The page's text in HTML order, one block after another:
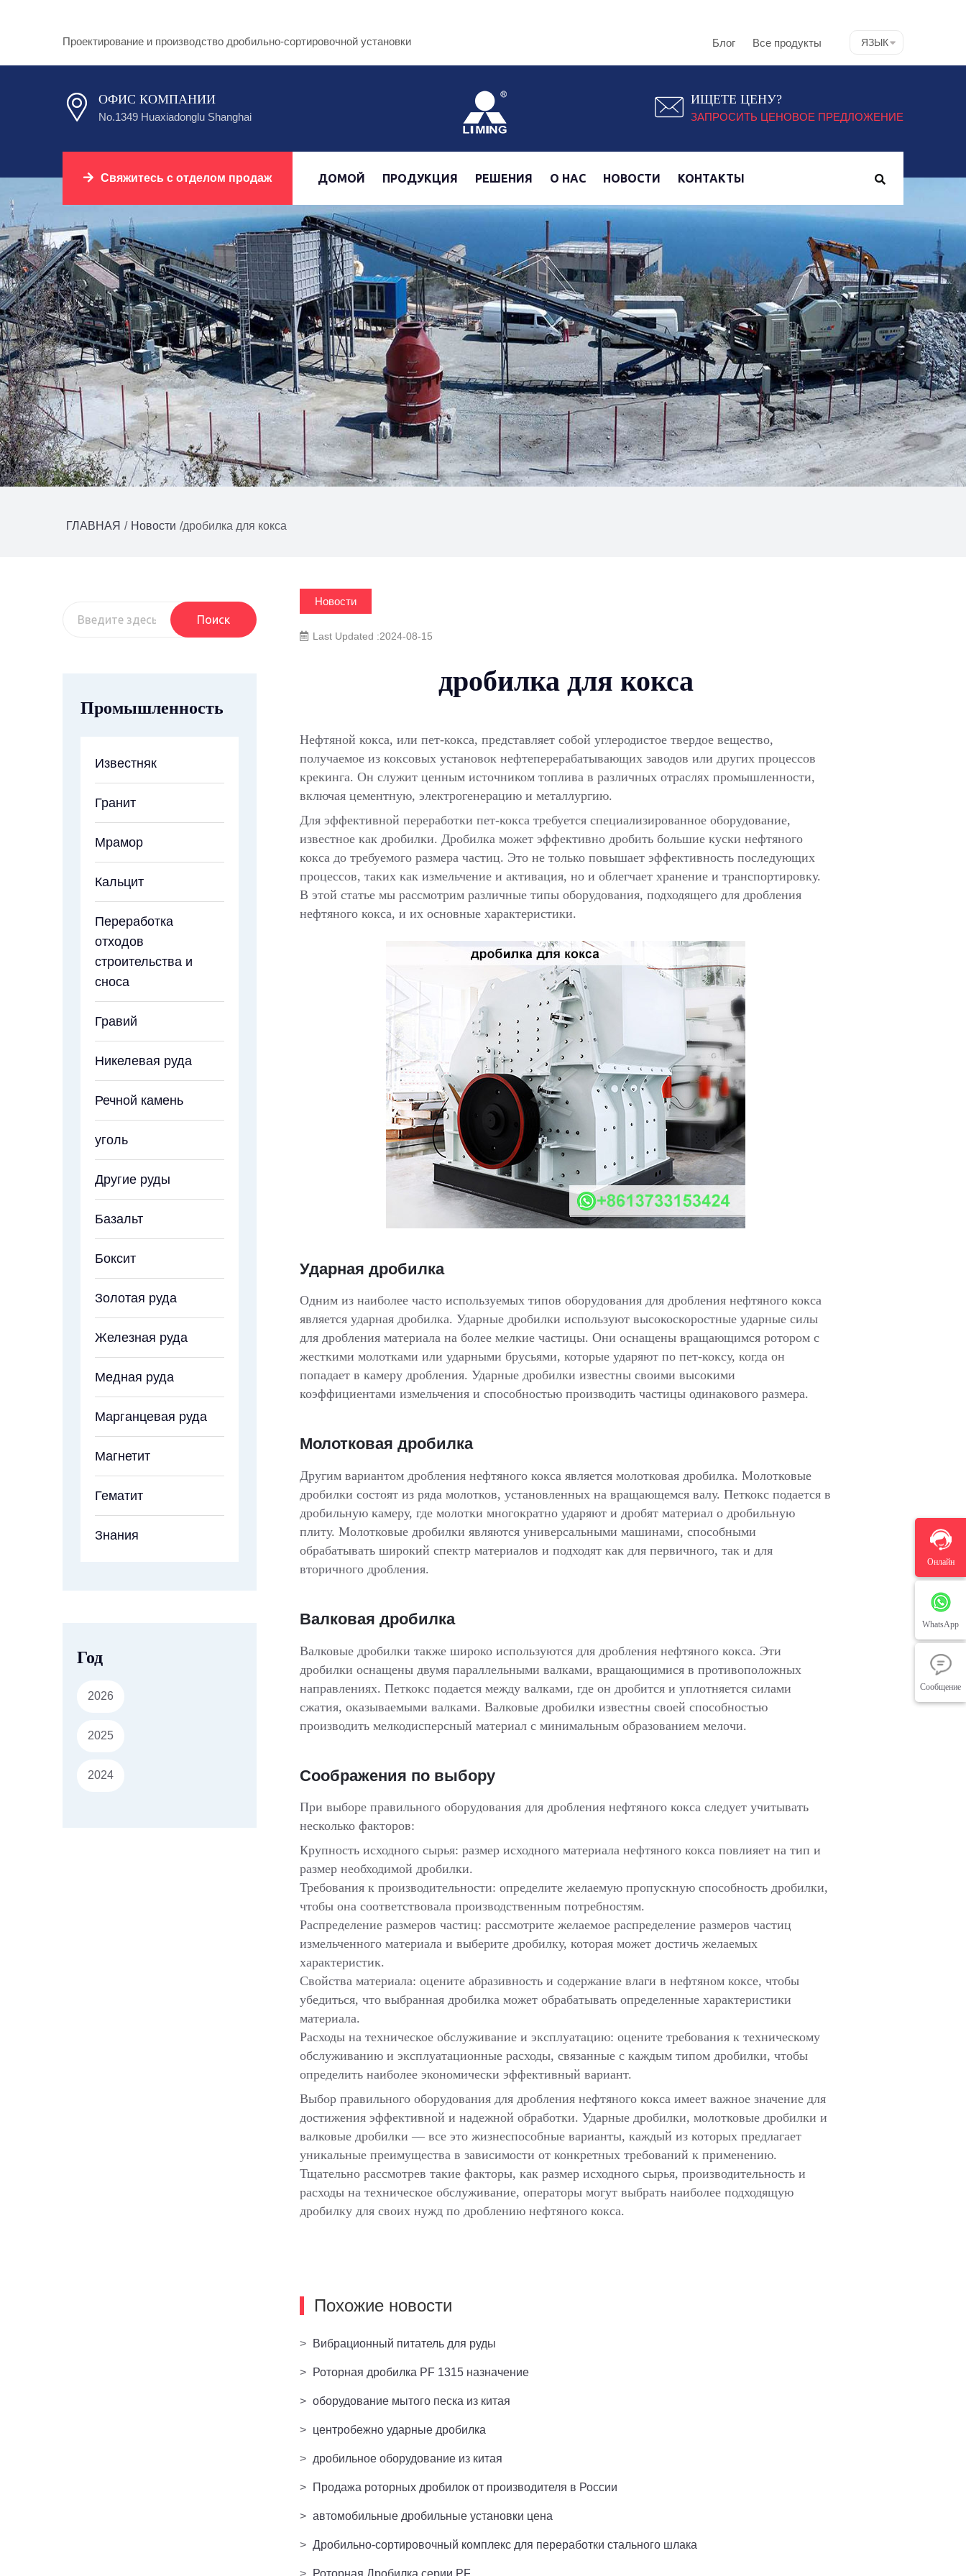
Проектирование и производство дробильно-сортировочной установки Блог Все продукты ЯЗЫК
ОФИС КОМПАНИИ
No.1349 Huaxiadonglu Shanghai
ИЩЕТЕ ЦЕНУ?
ЗАПРОСИТЬ ЦЕНОВОЕ ПРЕДЛОЖЕНИЕ
Свяжитесь с отделом продаж ДОМОЙ ПРОДУКЦИЯ РЕШЕНИЯ О НАС НОВОСТИ КОНТАКТЫ
Онлайн
WhatsApp
Сообщение
ГЛАВНАЯ / Новости /дробилка для кокса
Поиск
Промышленность
Известняк
Гранит
Мрамор
Кальцит
Переработка
отходов
строительства и
сноса
Гравий
Никелевая руда
Речной камень
уголь
Другие руды
Базальт
Боксит
Золотая руда
Железная руда
Медная руда
Марганцевая руда
Магнетит
Гематит
Знания
Год
2026
2025
2024
Новости
Last Updated :2024-08-15
дробилка для кокса
Нефтяной кокса, или пет-кокса, представляет собой углеродистое твердое вещество,
получаемое из коксовых установок нефтеперерабатывающих заводов или других процессов
крекинга. Он служит ценным источником топлива в различных отраслях промышленности,
включая цементную, электрогенерацию и металлургию.
Для эффективной переработки пет-кокса требуется специализированное оборудование,
известное как дробилки. Дробилка может эффективно дробить большие куски нефтяного
кокса до требуемого размера частиц. Это не только повышает эффективность последующих
процессов, таких как измельчение и активация, но и облегчает хранение и транспортировку.
В этой статье мы рассмотрим различные типы оборудования, подходящего для дробления
нефтяного кокса, и их основные характеристики.
Ударная дробилка
Одним из наиболее часто используемых типов оборудования для дробления нефтяного кокса
является ударная дробилка. Ударные дробилки используют высокоскоростные ударные силы
для дробления материала на более мелкие частицы. Они оснащены вращающимся ротором с
жесткими молотками или ударными брусьями, которые ударяют по пет-коксу, когда он
попадает в камеру дробления. Ударные дробилки известны своими высокими
коэффициентами измельчения и способностью производить частицы одинакового размера.
Молотковая дробилка
Другим вариантом дробления нефтяного кокса является молотковая дробилка. Молотковые
дробилки состоят из ряда молотков, установленных на вращающемся валу. Петкокс подается в
дробильную камеру, где молотки многократно ударяют и дробят материал о дробильную
плиту. Молотковые дробилки являются универсальными машинами, способными
обрабатывать широкий спектр материалов и подходят как для первичного, так и для
вторичного дробления.
Валковая дробилка
Валковые дробилки также широко используются для дробления нефтяного кокса. Эти
дробилки оснащены двумя параллельными валками, вращающимися в противоположных
направлениях. Петкокс подается между валками, где он дробится и уплотняется силами
сжатия, оказываемыми валками. Валковые дробилки известны своей способностью
производить мелкодисперсный материал с минимальным образованием мелочи.
Соображения по выбору
При выборе правильного оборудования для дробления нефтяного кокса следует учитывать
несколько факторов:
Крупность исходного сырья: размер исходного материала нефтяного кокса повлияет на тип и
размер необходимой дробилки.
Требования к производительности: определите желаемую пропускную способность дробилки,
чтобы она соответствовала производственным потребностям.
Распределение размеров частиц: рассмотрите желаемое распределение размеров частиц
измельченного материала и выберите дробилку, которая может достичь желаемых
характеристик.
Свойства материала: оцените абразивность и содержание влаги в нефтяном коксе, чтобы
убедиться, что выбранная дробилка может обрабатывать определенные характеристики
материала.
Расходы на техническое обслуживание и эксплуатацию: оцените требования к техническому
обслуживанию и эксплуатационные расходы, связанные с каждым типом дробилки, чтобы
определить наиболее экономически эффективный вариант.
Выбор правильного оборудования для дробления нефтяного кокса имеет важное значение для
достижения эффективной и надежной обработки. Ударные дробилки, молотковые дробилки и
валковые дробилки — все это жизнеспособные варианты, каждый из которых предлагает
уникальные преимущества в зависимости от конкретных требований к применению.
Тщательно рассмотрев такие факторы, как размер исходного сырья, производительность и
расходы на техническое обслуживание, операторы могут выбрать наиболее подходящую
дробилку для своих нужд по дроблению нефтяного кокса.
Похожие новости
> Вибрационный питатель для руды
> Роторная дробилка PF 1315 назначение
> оборудование мытого песка из китая
> центробежно ударные дробилка
> дробильное оборудование из китая
> Продажа роторных дробилок от производителя в России
> автомобильные дробильные установки цена
> Дробильно-сортировочный комплекс для переработки стального шлака